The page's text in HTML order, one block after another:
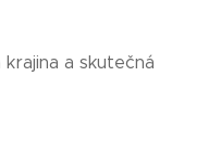
a skutečná